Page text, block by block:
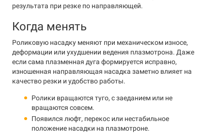
результата при резке по направляющей.
Когда менять
Роликовую насадку меняют при механическом износе,
деформации или ухудшении ведения плазмотрона. Даже
если сама плазменная дуга формируется исправно,
изношенная направляющая насадка заметно влияет на
качество резки и удобство работы.
Ролики вращаются туго, с заеданием или не
вращаются совсем.
Появился люфт, перекос или нестабильное
положение насадки на плазмотроне.